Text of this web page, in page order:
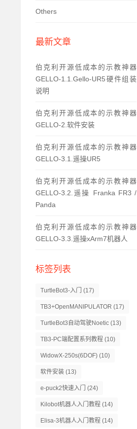
Others
最新文章
伯克利开源低成本的示教神器
GELLO-1.1.Gello-UR5硬件组装
说明
伯克利开源低成本的示教神器
GELLO-2.软件安装
伯克利开源低成本的示教神器
GELLO-3.1.遥操UR5
伯克利开源低成本的示教神器
GELLO-3.2.遥操 Franka FR3 /
Panda
伯克利开源低成本的示教神器
GELLO-3.3.遥操xArm7机器人
标签列表
TurtleBot3-入门 (17)
TB3+OpenMANIPULATOR (17)
TurtleBot3自动驾驶Noetic (13)
TB3-PC端配置系列教程 (10)
WidowX-250s(6DOF) (10)
软件安装 (13)
e-puck2快速入门 (24)
Kilobot机器人入门教程 (14)
Elisa-3机器人入门教程 (14)